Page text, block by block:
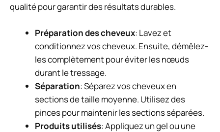
qualité pour garantir des résultats durables.
Préparation des cheveux: Lavez et
conditionnez vos cheveux. Ensuite, démêlez-
les complètement pour éviter les nœuds
durant le tressage.
Séparation: Séparez vos cheveux en
sections de taille moyenne. Utilisez des
pinces pour maintenir les sections séparées.
Produits utilisés: Appliquez un gel ou une